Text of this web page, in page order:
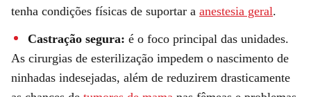
tenha condições físicas de suportar a anestesia geral.
Castração segura: é o foco principal das unidades.
As cirurgias de esterilização impedem o nascimento de
ninhadas indesejadas, além de reduzirem drasticamente